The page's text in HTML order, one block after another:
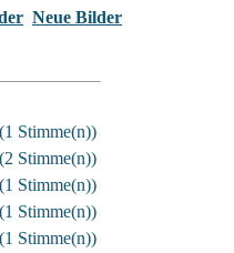
Neue Bilder
(1 Stimme(n))
(2 Stimme(n))
(1 Stimme(n))
(1 Stimme(n))
(1 Stimme(n))